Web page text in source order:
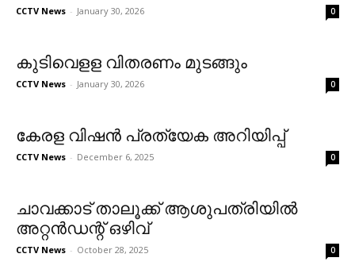
CCTV News - January 30, 2026 0
കുടിവെളള വിതരണം മുടങ്ങും
CCTV News - January 30, 2026 0
കേരള വിഷന്‍ പ്രത്യേക അറിയിപ്പ്
CCTV News - December 6, 2025 0
ചാവക്കാട് താലൂക്ക് ആശുപത്രിയില്‍
അറ്റന്‍ഡന്റ് ഒഴിവ്
CCTV News - October 28, 2025 0